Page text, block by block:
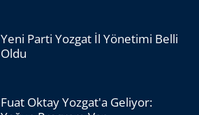
Yeni Parti Yozgat İl Yönetimi Belli
Oldu
Fuat Oktay Yozgat'a Geliyor: